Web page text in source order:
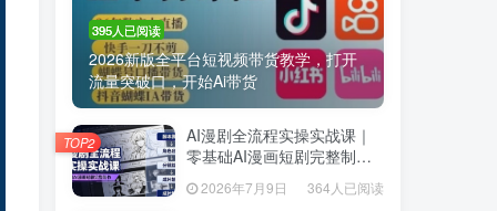
395人已阅读
2026新版全平台短视频带货教学，打开
流量突破口，开始Ai带货
AI漫剧全流程实操实战课｜
零基础AI漫画短剧完整制
作、脚本出图成片全链路落
2026年7月9日 364人已阅读
TOP2
395人已阅读
2026新版全平台短视频带货教学，打开
流量突破口，开始Ai带货
AI漫剧全流程实操实战课｜
零基础AI漫画短剧完整制
作、脚本出图成片全链路落
地教程
2026年7月9日 364人已阅读
TOP2